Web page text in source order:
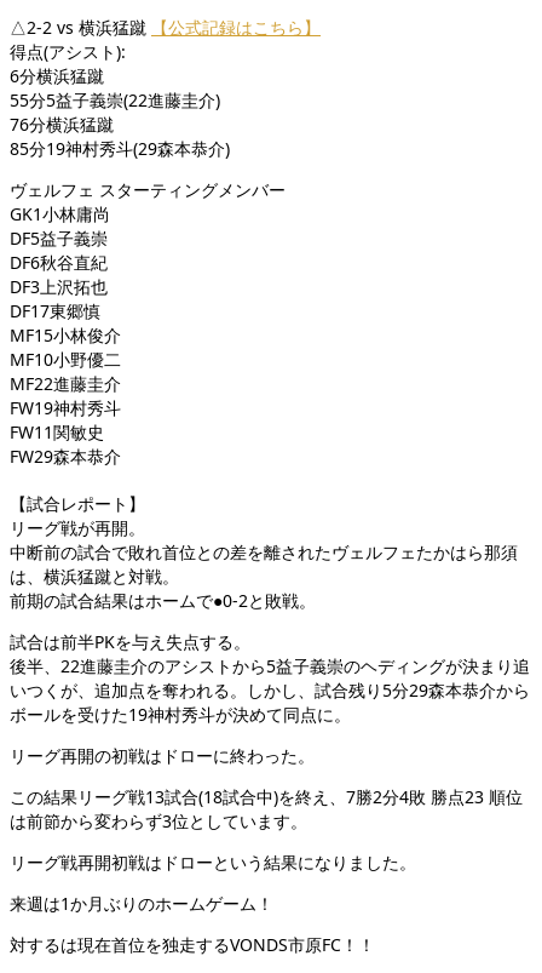
△2-2 vs 横浜猛蹴
【公式記録はこちら】
得点(アシスト):
6分横浜猛蹴
55分5益子義崇(22進藤圭介)
76分横浜猛蹴
85分19神村秀斗(29森本恭介)
ヴェルフェ スターティングメンバー
GK1小林庸尚
DF5益子義崇
DF6秋谷直紀
DF3上沢拓也
DF17東郷慎
MF15小林俊介
MF10小野優二
MF22進藤圭介
FW19神村秀斗
FW11関敏史
FW29森本恭介
【試合レポート】
リーグ戦が再開。
中断前の試合で敗れ首位との差を離されたヴェルフェたかはら那須
は、横浜猛蹴と対戦。
前期の試合結果はホームで●0-2と敗戦。
試合は前半PKを与え失点する。
後半、22進藤圭介のアシストから5益子義崇のヘディングが決まり追
いつくが、追加点を奪われる。しかし、試合残り5分29森本恭介から
ボールを受けた19神村秀斗が決めて同点に。
リーグ再開の初戦はドローに終わった。
この結果リーグ戦13試合(18試合中)を終え、7勝2分4敗 勝点23 順位
は前節から変わらず3位としています。
リーグ戦再開初戦はドローという結果になりました。
来週は1か月ぶりのホームゲーム！
対するは現在首位を独走するVONDS市原FC！！